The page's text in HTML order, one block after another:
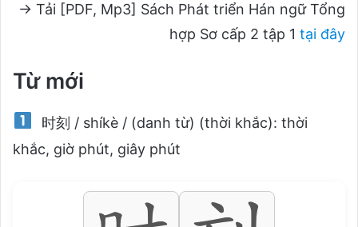
→ Tải [PDF, Mp3] Sách Phát triển Hán ngữ Tổng
hợp Sơ cấp 2 tập 1 tại đây
Từ mới
时刻 / shíkè / (danh từ) (thời khắc): thời
khắc, giờ phút, giây phút